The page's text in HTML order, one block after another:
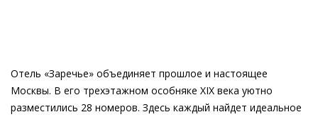
Отель «Заречье» объединяет прошлое и настоящее
Москвы. В его трехэтажном особняке XIX века уютно
разместились 28 номеров. Здесь каждый найдет идеальное